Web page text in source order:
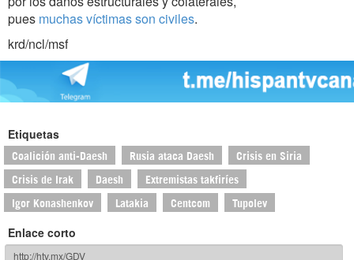
pues muchas víctimas son civiles.
krd/ncl/msf
Etiquetas
Coalición anti-Daesh Rusia ataca Daesh Crisis en Siria
Crisis de Irak Daesh Extremistas takfiríes
Igor Konashenkov Latakia Centcom Tupolev
Enlace corto